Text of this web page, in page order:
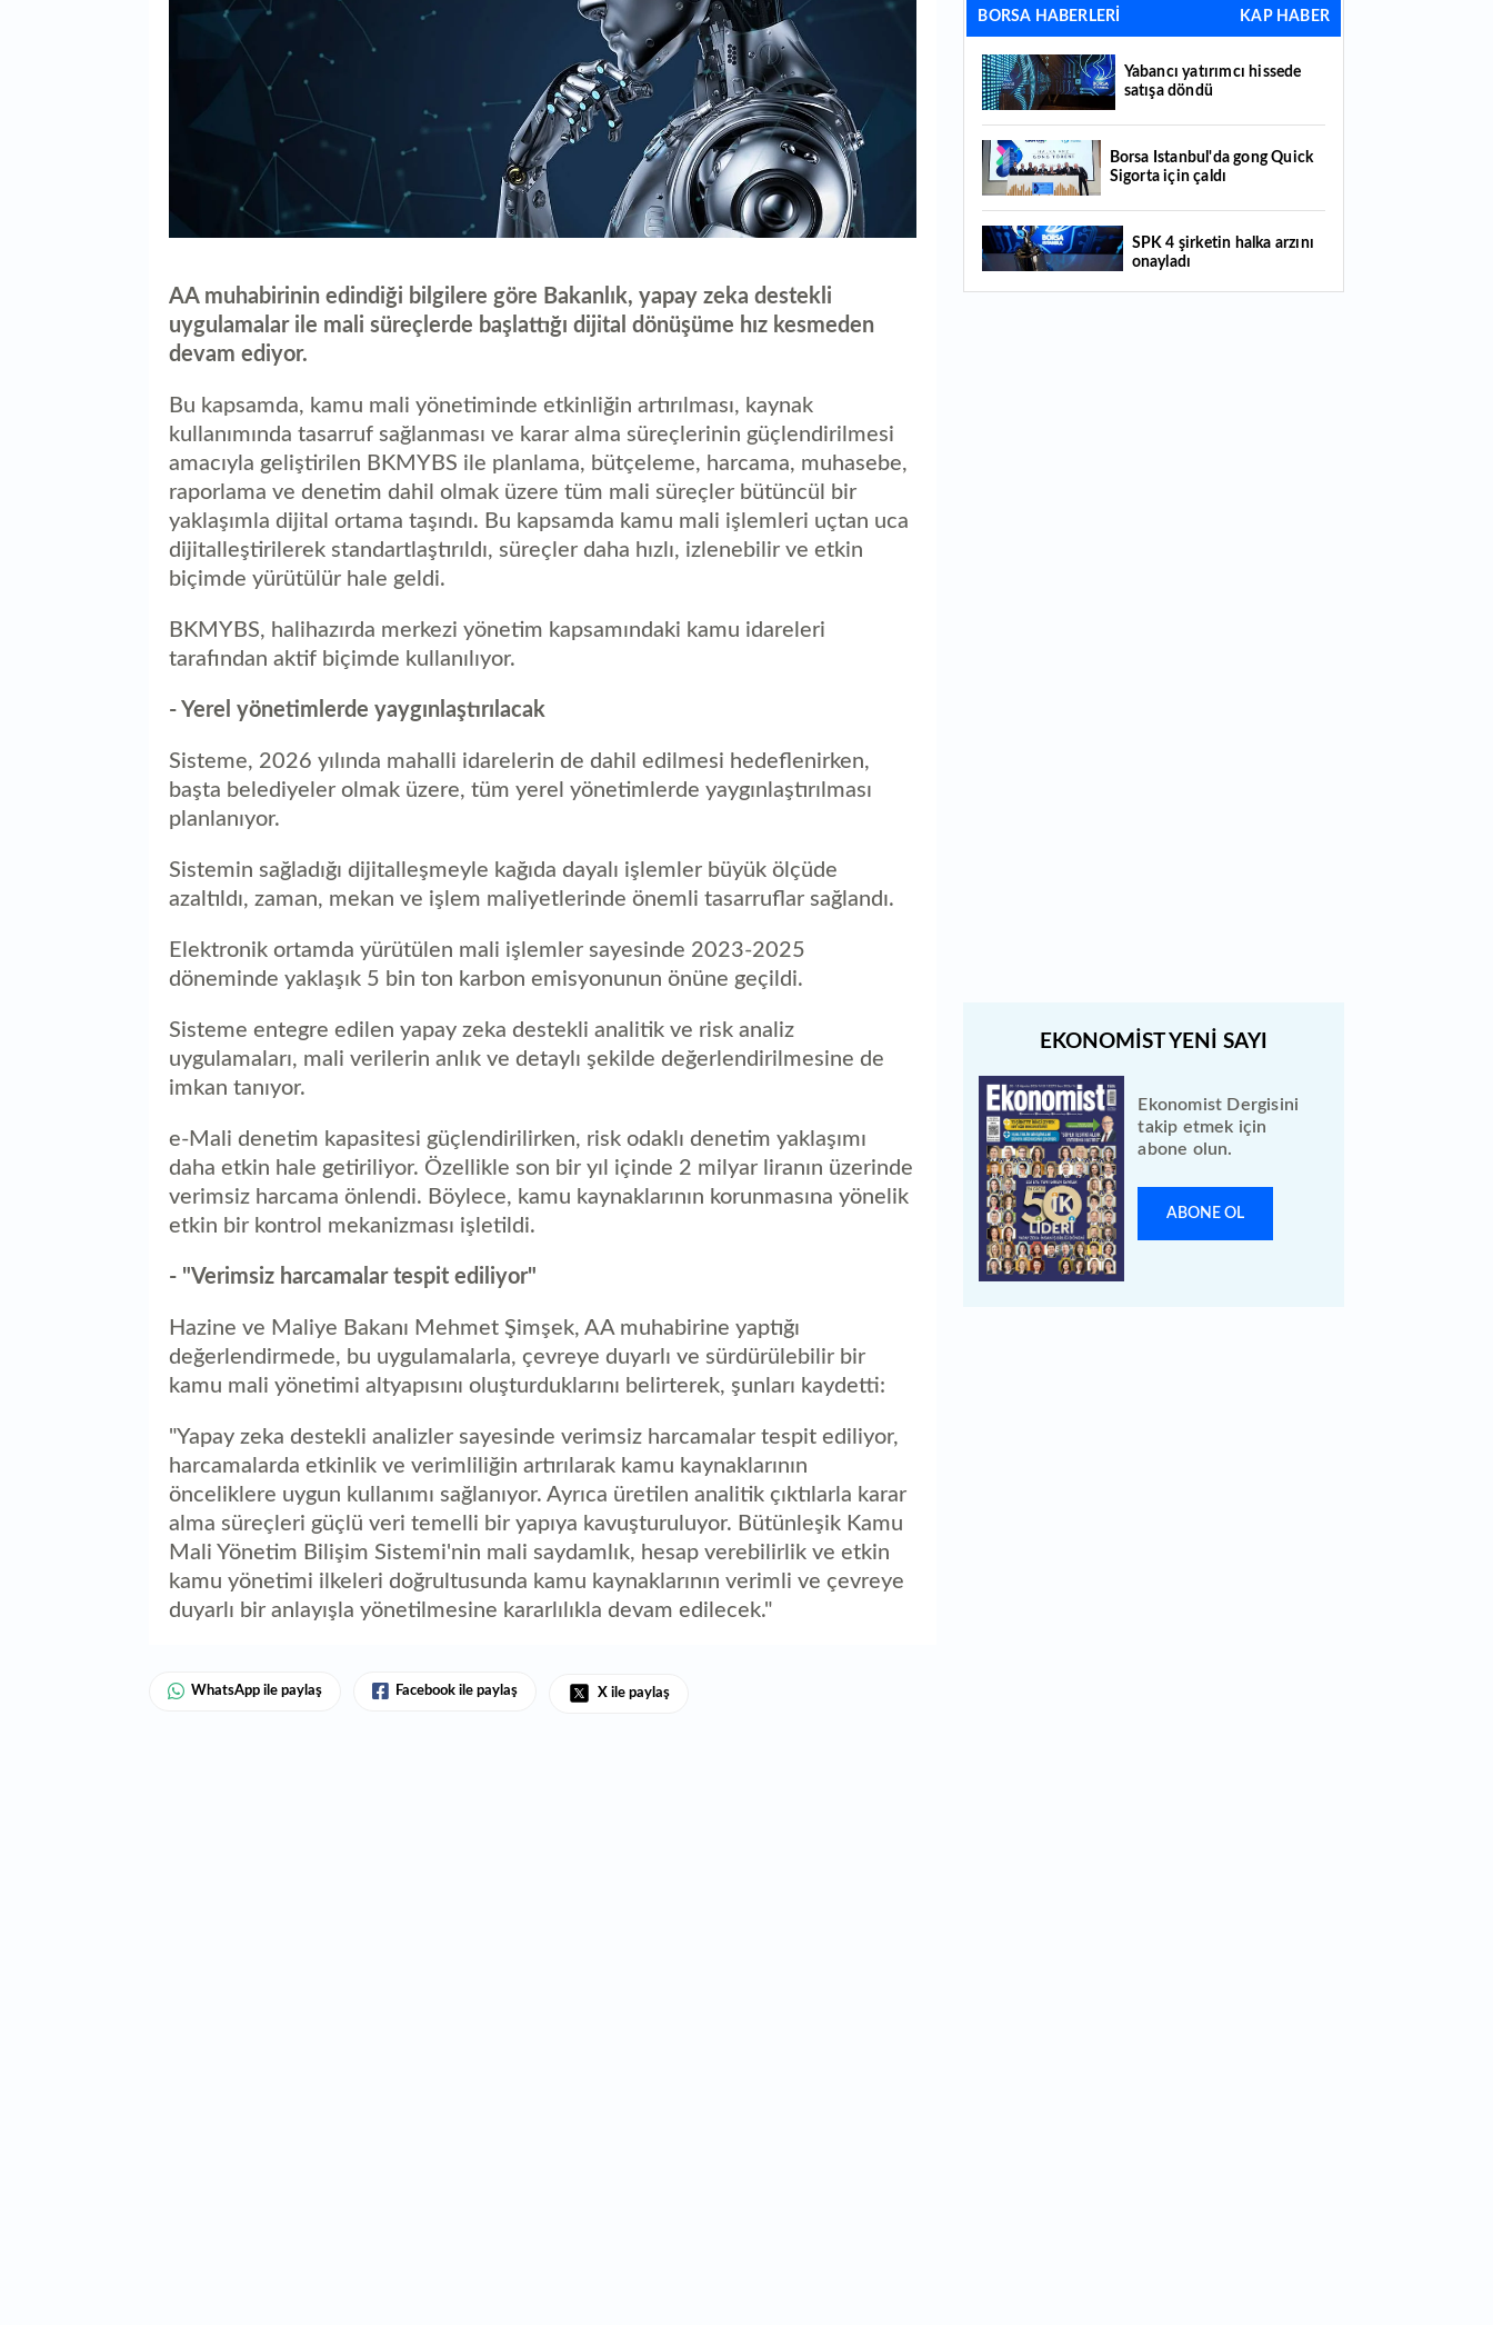
AA muhabirinin edindiği bilgilere göre Bakanlık, yapay zeka destekli
uygulamalar ile mali süreçlerde başlattığı dijital dönüşüme hız kesmeden
devam ediyor.
Bu kapsamda, kamu mali yönetiminde etkinliğin artırılması, kaynak
kullanımında tasarruf sağlanması ve karar alma süreçlerinin güçlendirilmesi
amacıyla geliştirilen BKMYBS ile planlama, bütçeleme, harcama, muhasebe,
raporlama ve denetim dahil olmak üzere tüm mali süreçler bütüncül bir
yaklaşımla dijital ortama taşındı. Bu kapsamda kamu mali işlemleri uçtan uca
dijitalleştirilerek standartlaştırıldı, süreçler daha hızlı, izlenebilir ve etkin
biçimde yürütülür hale geldi.
BKMYBS, halihazırda merkezi yönetim kapsamındaki kamu idareleri
tarafından aktif biçimde kullanılıyor.
- Yerel yönetimlerde yaygınlaştırılacak
Sisteme, 2026 yılında mahalli idarelerin de dahil edilmesi hedeflenirken,
başta belediyeler olmak üzere, tüm yerel yönetimlerde yaygınlaştırılması
planlanıyor.
Sistemin sağladığı dijitalleşmeyle kağıda dayalı işlemler büyük ölçüde
azaltıldı, zaman, mekan ve işlem maliyetlerinde önemli tasarruflar sağlandı.
Elektronik ortamda yürütülen mali işlemler sayesinde 2023-2025
döneminde yaklaşık 5 bin ton karbon emisyonunun önüne geçildi.
Sisteme entegre edilen yapay zeka destekli analitik ve risk analiz
uygulamaları, mali verilerin anlık ve detaylı şekilde değerlendirilmesine de
imkan tanıyor.
e-Mali denetim kapasitesi güçlendirilirken, risk odaklı denetim yaklaşımı
daha etkin hale getiriliyor. Özellikle son bir yıl içinde 2 milyar liranın üzerinde
verimsiz harcama önlendi. Böylece, kamu kaynaklarının korunmasına yönelik
etkin bir kontrol mekanizması işletildi.
- "Verimsiz harcamalar tespit ediliyor"
Hazine ve Maliye Bakanı Mehmet Şimşek, AA muhabirine yaptığı
değerlendirmede, bu uygulamalarla, çevreye duyarlı ve sürdürülebilir bir
kamu mali yönetimi altyapısını oluşturduklarını belirterek, şunları kaydetti:
"Yapay zeka destekli analizler sayesinde verimsiz harcamalar tespit ediliyor,
harcamalarda etkinlik ve verimliliğin artırılarak kamu kaynaklarının
önceliklere uygun kullanımı sağlanıyor. Ayrıca üretilen analitik çıktılarla karar
alma süreçleri güçlü veri temelli bir yapıya kavuşturuluyor. Bütünleşik Kamu
Mali Yönetim Bilişim Sistemi'nin mali saydamlık, hesap verebilirlik ve etkin
kamu yönetimi ilkeleri doğrultusunda kamu kaynaklarının verimli ve çevreye
duyarlı bir anlayışla yönetilmesine kararlılıkla devam edilecek."
WhatsApp ile paylaş Facebook ile paylaş X ile paylaş
geriledi
15:07 Yabancı yatırımcı hissede satışa döndü
14:39
liraya geriledi
14:29 Türkiye'de her 4 kişiden 3'ü internet
bankacılığı kullanıyor
14:26 Türkiye'nin 2026 dijital karnesi: En çok
BORSA HABERLERİ KAP HABER
Yabancı yatırımcı hissede
satışa döndü
Borsa İstanbul'da gong Quick
Sigorta için çaldı
SPK 4 şirketin halka arzını
onayladı
Ekonomist Dergisini
takip etmek için
abone olun.
ABONE OL